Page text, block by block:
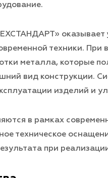
оказывает
техники.
металла, которые
вид конструкции.
изделий и
в рамках
техническое
при